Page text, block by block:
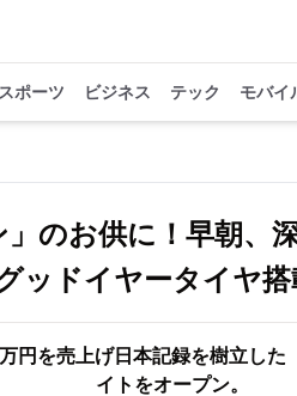
スポーツ ビジネス テック モバイ
」のお供に！早朝、
ッドイヤータイヤ搭
円を売上げ日本記録を樹立し
イトをオープン。